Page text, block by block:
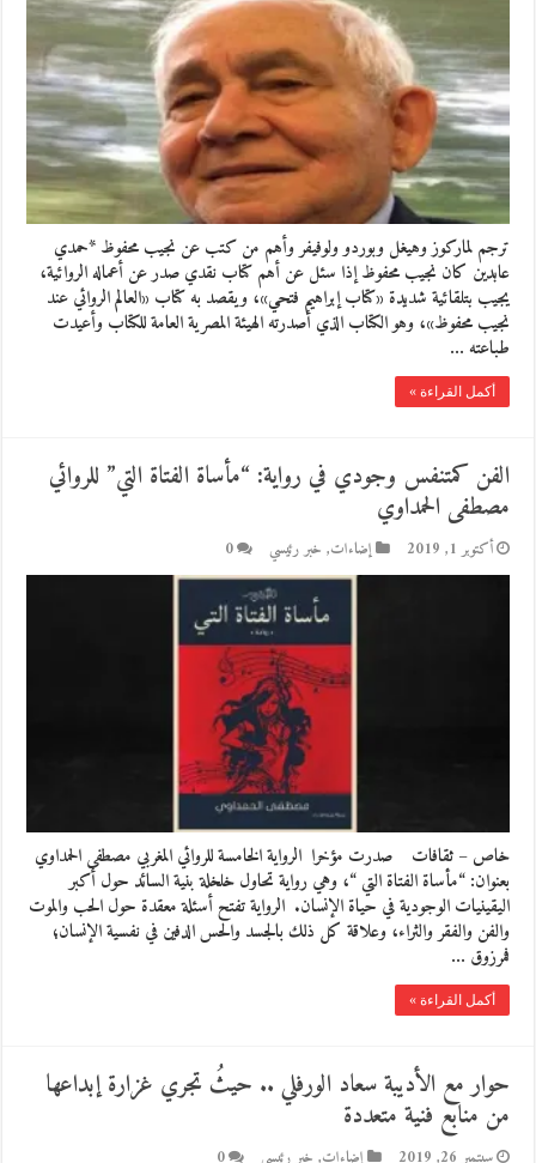
ترجم لماركوز وهيغل وبوردو ولوفيفر وأهم من كتب عن نجيب محفوظ *حمدي
عابدين كان نجيب محفوظ إذا سئل عن أهم كتاب نقدي صدر عن أعماله الروائية،
يجيب بتلقائية شديدة «كتاب إبراهيم فتحي»، ويقصد به كتاب «العالم الروائي عند
نجيب محفوظ»، وهو الكتاب الذي أصدرته الهيئة المصرية العامة للكتاب وأعيدت
طباعته …
أكمل القراءة »
الفن كمتنفس وجودي في رواية: “مأساة الفتاة التي” للروائي
مصطفى الحمداوي
أكتوبر 1, 2019 إضاءات, خبر رئيسي 0
خاص – ثقافات صدرت مؤخرا الرواية الخامسة للروائي المغربي مصطفى الحمداوي
بعنوان: “مأساة الفتاة التي “، وهي رواية تحاول خلخلة بنية السائد حول أكبر
اليقينيات الوجودية في حياة الإنسان. الرواية تفتح أسئلة معقدة حول الحب والموت
والفن والفقر والثراء، وعلاقة كل ذلك بالجسد والحس الدفين في نفسية الإنسان؛
فمرزوق …
أكمل القراءة »
حوار مع الأديبة سعاد الورفلي .. حيثُ تجري غزارة إبداعها
من منابع فنية متعددة